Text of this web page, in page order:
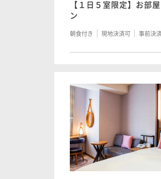
【１日５室限定】お部
ン
朝食付き 現地決済可 事前決